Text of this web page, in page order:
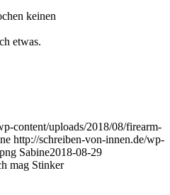
keinen
etwas.
content/uploads/2018/08/firearm-
http://schreiben-von-innen.de/wp-
Sabine2018-08-29
mag Stinker